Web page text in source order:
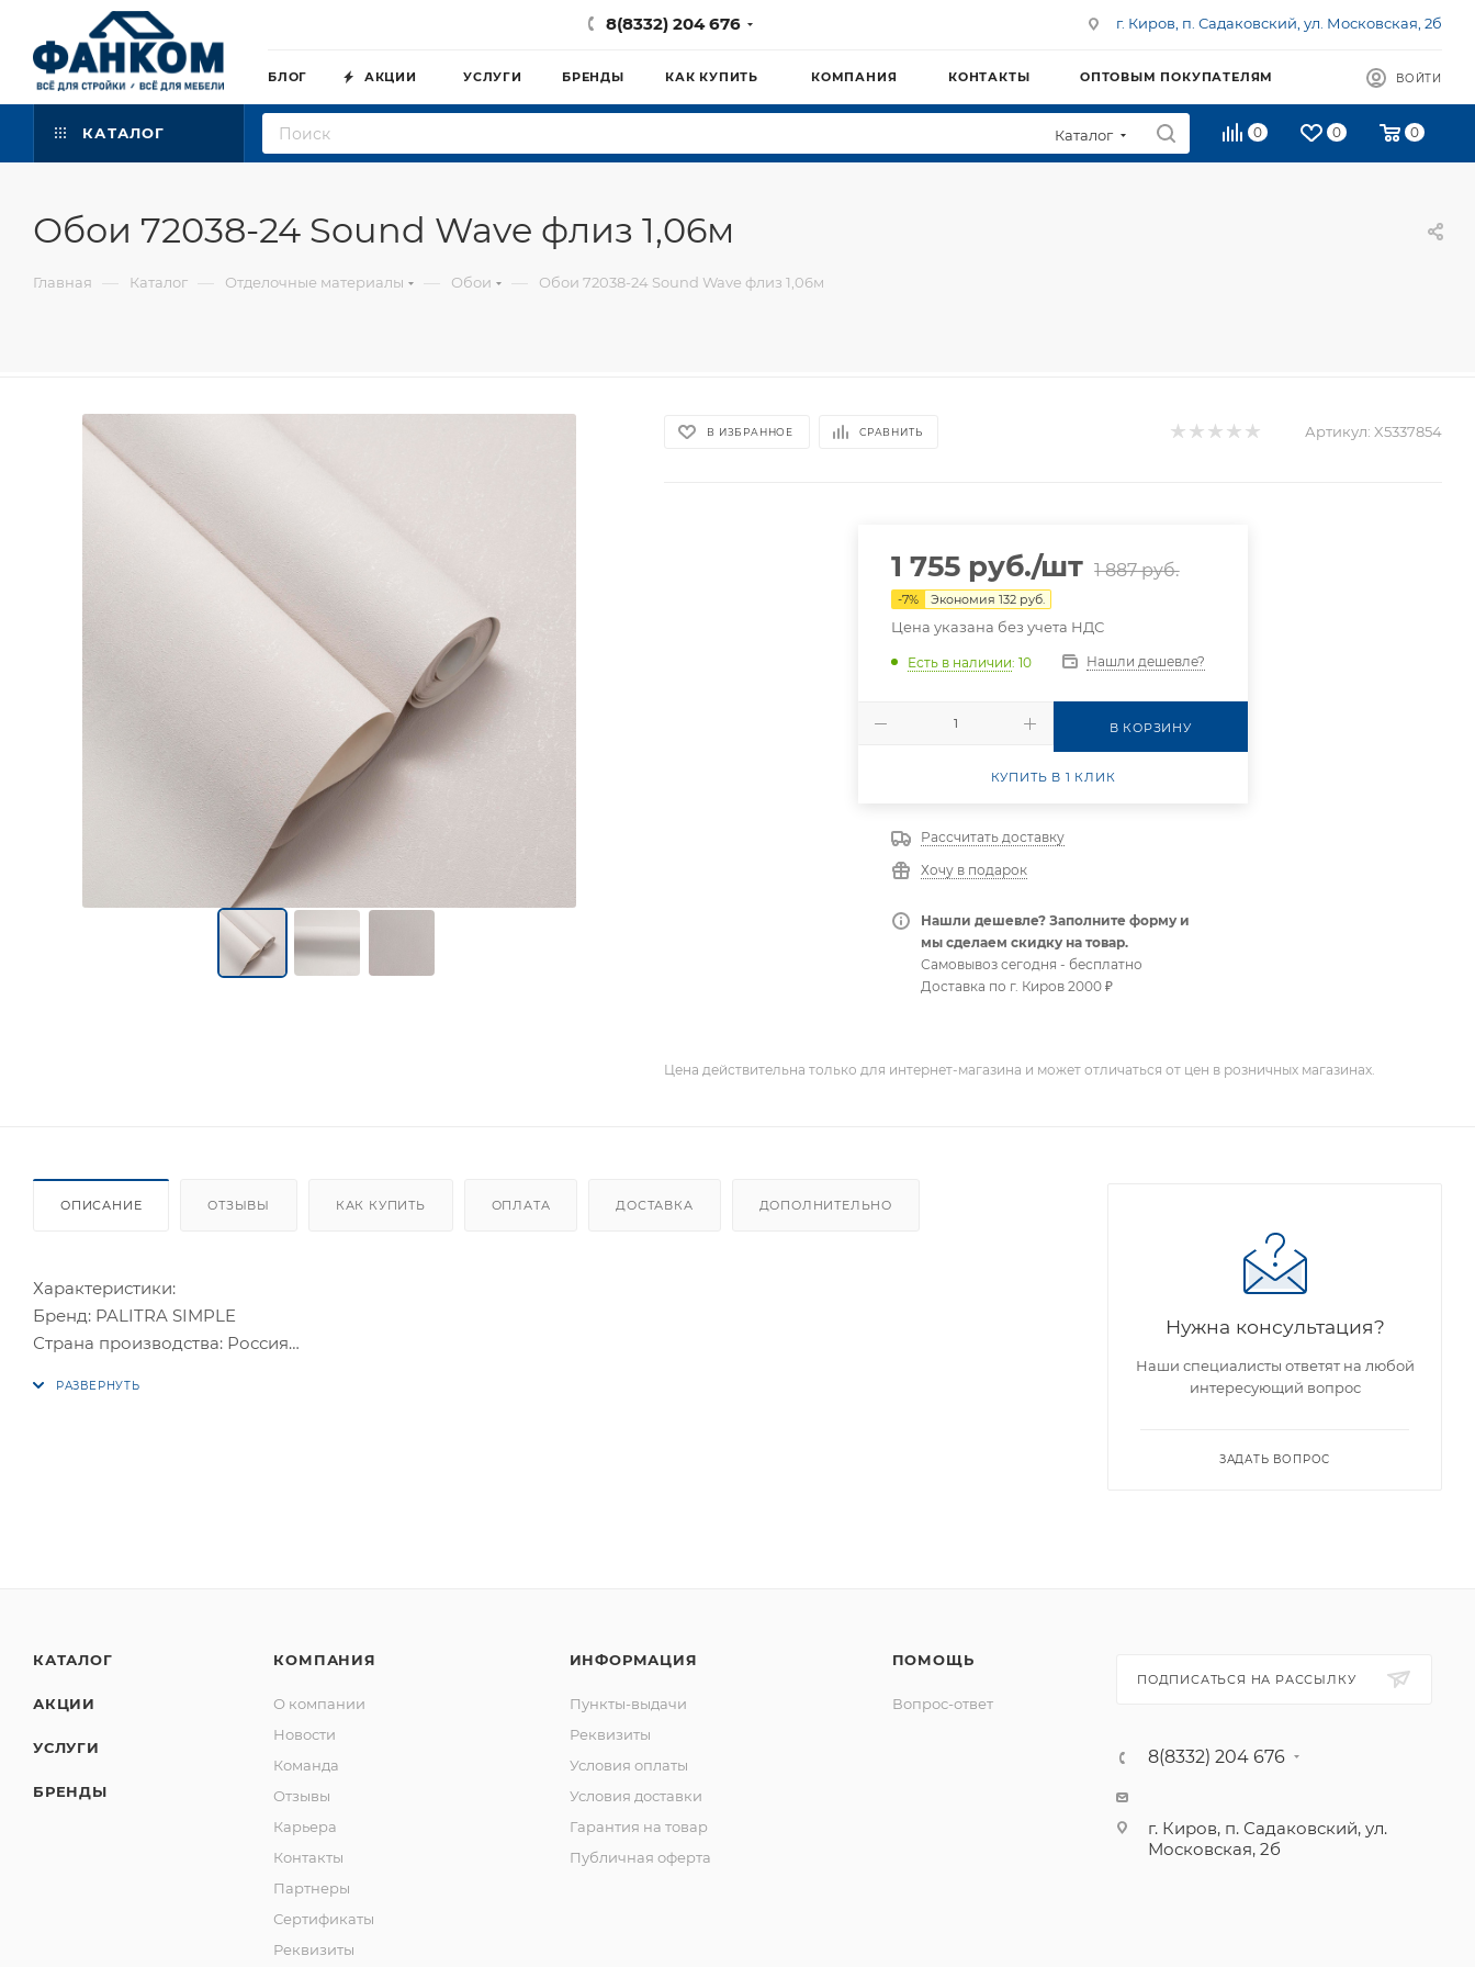
8(8332) 204 676 г. Киров, п. Садаковский, ул. Московская, 2б
БЛОГ АКЦИИ УСЛУГИ БРЕНДЫ КАК КУПИТЬ КОМПАНИЯ КОНТАКТЫ ОПТОВЫМ ПОКУПАТЕЛЯМ ВОЙТИ
КАТАЛОГ Каталог 0 0 0
Обои 72038-24 Sound Wave флиз 1,06м
Главная — Каталог — Отделочные материалы — Обои — Обои 72038-24 Sound Wave флиз 1,06м
В ИЗБРАННОЕ СРАВНИТЬ Артикул: X5337854
1 755 руб./шт 1 887руб.
-7% Экономия132 руб.
Цена указана без учета НДС
Есть в наличии: 10 Нашли дешевле?
В КОРЗИНУ
КУПИТЬ В 1 КЛИК
Рассчитать доставку
Хочу в подарок
Нашли дешевле? Заполните форму и
мы сделаем скидку на товар.
Самовывоз сегодня - бесплатно
Доставка по г. Киров 2000 ₽
Цена действительна только для интернет-магазина и может отличаться от цен в розничных магазинах.
ОПИСАНИЕ ОТЗЫВЫ КАК КУПИТЬ ОПЛАТА ДОСТАВКА ДОПОЛНИТЕЛЬНО
Характеристики:
Бренд: PALITRA SIMPLE
Страна производства: Россия
Нужна консультация?
Наши специалисты ответят на любой
интересующий вопрос
ЗАДАТЬ ВОПРОС
КАТАЛОГ
АКЦИИ
УСЛУГИ
БРЕНДЫ
КОМПАНИЯ
О компании
Новости
Команда
Отзывы
Карьера
Контакты
Партнеры
Сертификаты
Реквизиты
ИНФОРМАЦИЯ
Пункты-выдачи
Реквизиты
Условия оплаты
Условия доставки
Гарантия на товар
Публичная оферта
ПОМОЩЬ
Вопрос-ответ
ПОДПИСАТЬСЯ НА РАССЫЛКУ
8(8332) 204 676
г. Киров, п. Садаковский, ул.
Московская, 2б